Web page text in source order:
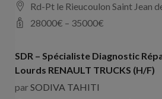
Rd-Pt le Rieucoulon Saint Jean
28000€ – 35000€
SDR – Spécialiste Diagnostic
Lourds RENAULT TRUCKS (H/F)
parSODIVA TAHITI